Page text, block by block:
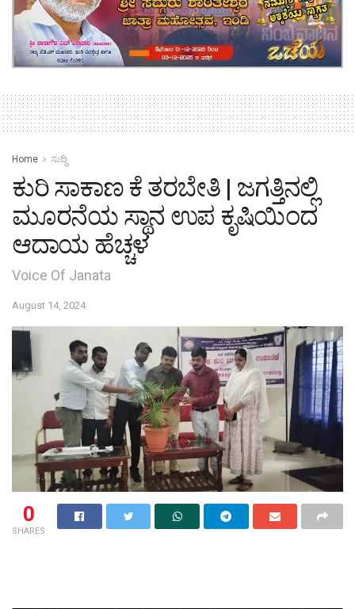
Home ಸುದ್ದಿ
ಕುರಿ ಸಾಕಾಣ ಕೆ ತರಬೇತಿ | ಜಗತ್ತಿನಲ್ಲಿ
ಮೂರನೆಯ ಸ್ಥಾನ ಉಪ ಕೃಷಿಯಿಂದ
ಆದಾಯ ಹೆಚ್ಚಳ
Voice Of Janata
August 14, 2024
0
SHARES